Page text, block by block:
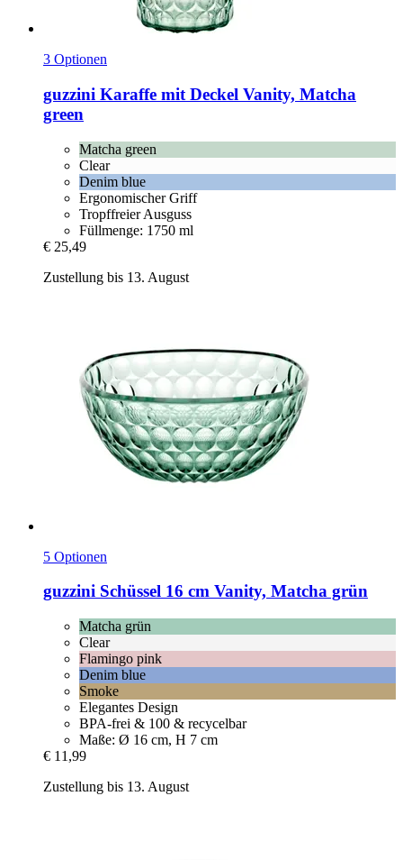
3 Optionen
guzzini Karaffe mit Deckel Vanity, Matcha
green
Matcha green
Clear
Denim blue
Ergonomischer Griff
Tropffreier Ausguss
Füllmenge: 1750 ml
€ 25,49
Zustellung bis 13. August
5 Optionen
guzzini Schüssel 16 cm Vanity, Matcha grün
Matcha grün
Clear
Flamingo pink
Denim blue
Smoke
Elegantes Design
BPA-frei & 100 & recycelbar
Maße: Ø 16 cm, H 7 cm
€ 11,99
Zustellung bis 13. August